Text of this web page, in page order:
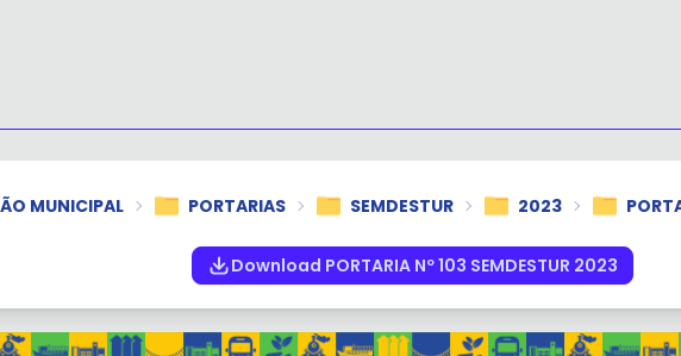
MUNICIPAL PORTARIAS SEMDESTUR 2023
Download PORTARIA Nº 103 SEMDESTUR 2023